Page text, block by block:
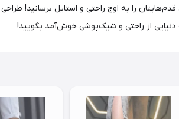
مکس 270 ری اکت سفید، قدم‌هایتان را به اوج راحتی و
دنیایی از راحتی و شیک‌پوشی خوش‌آمد بگویید!